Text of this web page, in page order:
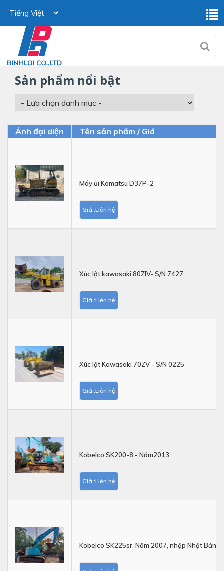
sản phẩm nổi bật
Ảnh đại diện Tên sản phẩm / Giá
Máy ủi Komatsu D37P-2
Giá :Liên hệ
Xúc lật kawasaki 80ZIV- S/N 7427
Giá :Liên hệ
Xúc lật Kawasaki 70ZV - S/N 0225
Giá :Liên hệ
Kobelco SK200-8 - Năm2013
Giá :Liên hệ
Kobelco SK225sr, Năm 2007, nhập Nhật Bản